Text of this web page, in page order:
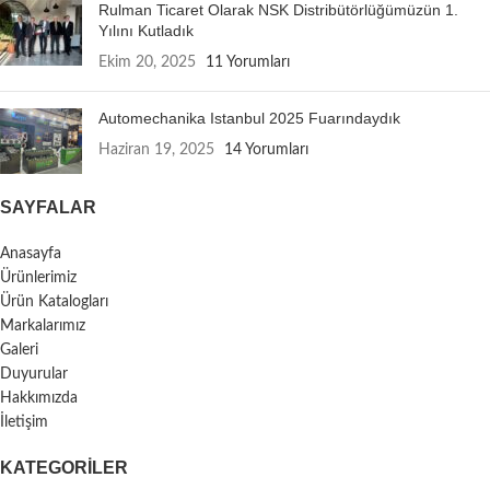
Rulman Ticaret Olarak NSK Distribütörlüğümüzün 1.
Yılını Kutladık
Ekim 20, 2025 11 Yorumları
Automechanika Istanbul 2025 Fuarındaydık
Haziran 19, 2025 14 Yorumları
SAYFALAR
Anasayfa
Ürünlerimiz
Ürün Katalogları
Markalarımız
Galeri
Duyurular
Hakkımızda
İletişim
KATEGORILER